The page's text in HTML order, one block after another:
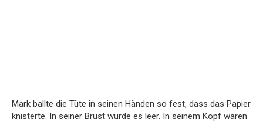
Mark ballte die Tüte in seinen Händen so fest, dass das Papier
knisterte. In seiner Brust wurde es leer. In seinem Kopf waren